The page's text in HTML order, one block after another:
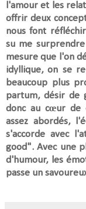
l'amour et les
offrir deux
nous font
su me
mesure que l'on
idyllique, on se
beaucoup plus
partum, désir de
donc au cœur de
assez abordés,
s'accorde avec
good".Avec une
d'humour, les
passe un